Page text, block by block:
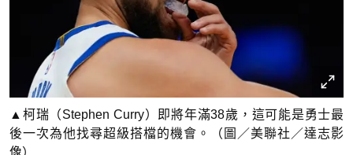
▲柯瑞（Stephen Curry）即將年滿38歲，這可能是勇士最
後一次為他找尋超級搭檔的機會。（圖／美聯社／達志影
像）